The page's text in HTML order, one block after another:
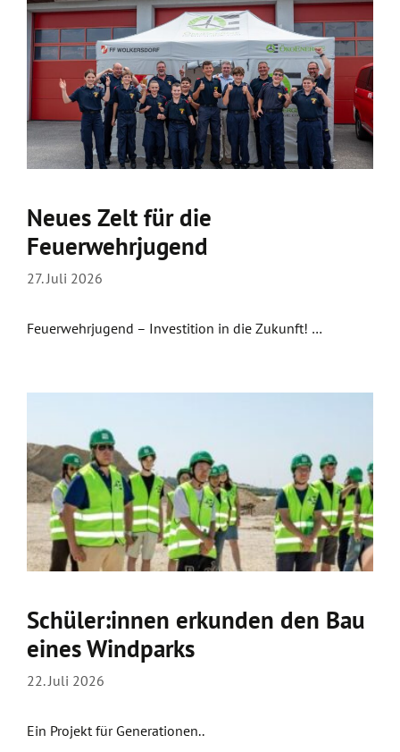
Neues Zelt für die
Feuerwehrjugend
27. Juli 2026
Feuerwehrjugend – Investition in die Zukunft! …
Schüler:innen erkunden den Bau
eines Windparks
22. Juli 2026
Ein Projekt für Generationen..